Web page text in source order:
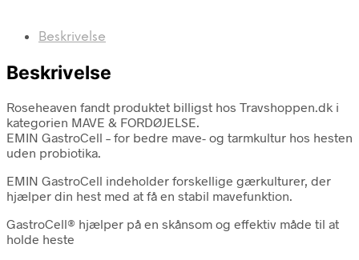
Beskrivelse
Beskrivelse
Roseheaven fandt produktet billigst hos Travshoppen.dk i
kategorien MAVE & FORDØJELSE.
EMIN GastroCell – for bedre mave- og tarmkultur hos hesten
uden probiotika.
EMIN GastroCell indeholder forskellige gærkulturer, der
hjælper din hest med at få en stabil mavefunktion.
GastroCell® hjælper på en skånsom og effektiv måde til at
holde heste